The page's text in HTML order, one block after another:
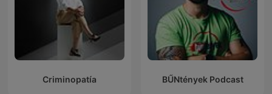
Criminopatía BŰNtények Podcast